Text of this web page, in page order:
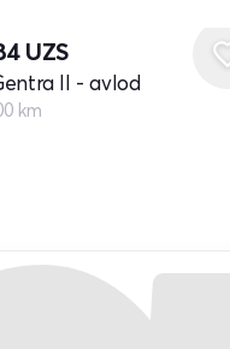
UZS
II - avlod
km